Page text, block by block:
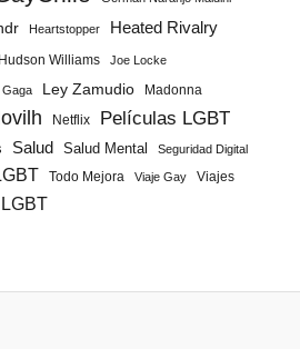
Heartstopper Heated Rivalry
Hudson Williams Joe Locke
Gaga Ley Zamudio Madonna
Netflix Películas LGBT
Salud Salud Mental Seguridad Digital
Todo Mejora Viaje Gay
Viajes